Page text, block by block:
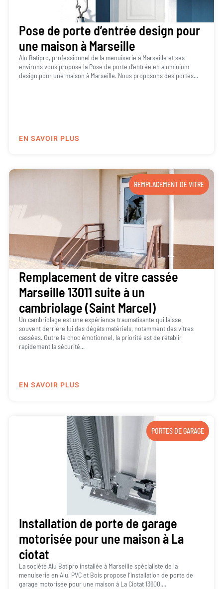
Pose de porte d’entrée design pour
une maison à Marseille
Alu Batipro, professionnel de la menuiserie à Marseille et ses
environs vous propose la Pose de porte d’entrée en aluminium
design pour une maison à Marseille. Nous proposons des portes...
EN SAVOIR PLUS
REMPLACEMENT DE VITRE
Remplacement de vitre cassée
Marseille 13011 suite à un
cambriolage (Saint Marcel)
Un cambriolage est une expérience traumatisante qui laisse
souvent derrière lui des dégâts matériels, notamment des vitres
cassées. Outre le choc émotionnel, la priorité est de rétablir
rapidement la sécurité...
EN SAVOIR PLUS
PORTES DE GARAGE
Installation de porte de garage
motorisée pour une maison à La
ciotat
La société Alu Batipro installée à Marseille spécialiste de la
menuiserie en Alu, PVC et Bois propose l’Installation de porte de
garage motorisée pour une maison à La Ciotat 13600....